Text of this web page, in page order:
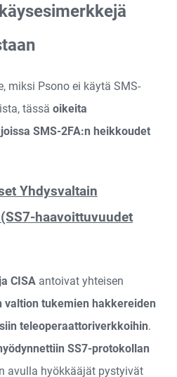
miksi Psono ei käytä SMS-
tässä oikeita
SMS-2FA:n heikkoudet
Yhdysvaltain
haavoittuvuudet
CISA antoivat yhteisen
valtion tukemien hakkereiden
teleoperaattoriverkkoihin.
SS7-protokollan
avulla hyökkääjät pystyivät